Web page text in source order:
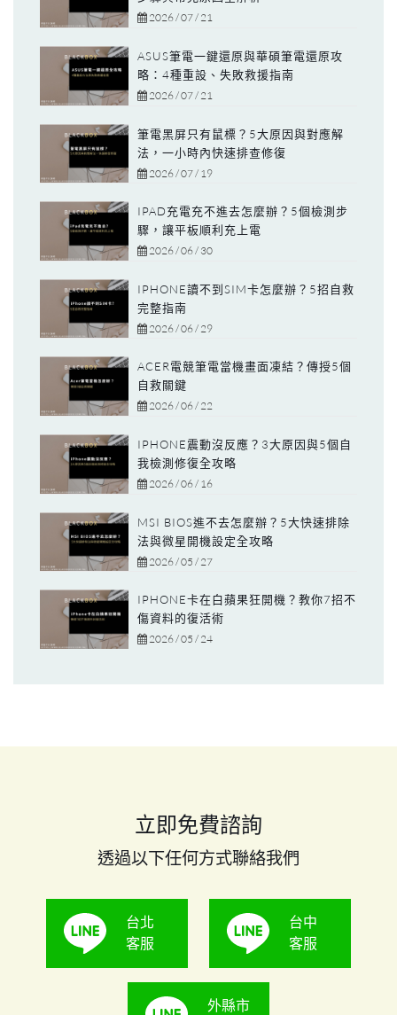
2026 / 07 / 21
ASUS筆電一鍵還原與華碩筆電還原攻
略：4種重設、失敗救援指南
2026 / 07 / 21
筆電黑屏只有鼠標？5大原因與對應解
法，一小時內快速排查修復
2026 / 07 / 19
IPAD充電充不進去怎麼辦？5個檢測步
驟，讓平板順利充上電
2026 / 06 / 30
IPHONE讀不到SIM卡怎麼辦？5招自救
完整指南
2026 / 06 / 29
ACER電競筆電當機畫面凍結？傳授5個
自救關鍵
2026 / 06 / 22
IPHONE震動沒反應？3大原因與5個自
我檢測修復全攻略
2026 / 06 / 16
MSI BIOS進不去怎麼辦？5大快速排除
法與微星開機設定全攻略
2026 / 05 / 27
IPHONE卡在白蘋果狂開機？教你7招不
傷資料的復活術
2026 / 05 / 24
立即免費諮詢
透過以下任何方式聯絡我們
台北
客服
台中
客服
外縣市